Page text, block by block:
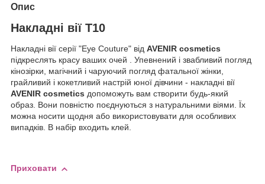
Опис
Накладні вії Т10
Накладні вії серії "Eye Couture" від AVENIR cosmetics
підкреслять красу ваших очей . Упевнений і звабливий погляд
кінозірки, магічний і чаруючий погляд фатальної жінки,
грайливий і кокетливий настрій юної дівчини - накладні вії
AVENIR cosmetics допоможуть вам створити будь-який
образ. Вони повністю поєднуються з натуральними віями. Їх
можна носити щодня або використовувати для особливих
випадків. В набір входить клей.
Приховати